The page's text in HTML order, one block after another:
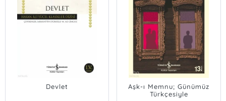
Devlet
Aşk-ı Memnu; Günümüz
Türkçesiyle